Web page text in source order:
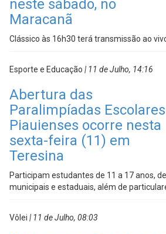
neste sábado, no
Maracanã
Clássico às 16h30 terá transmissão ao
Esporte e Educação | 11 de Julho, 14:16
Abertura das
Paralimpíadas Escolares
Piauienses ocorre nesta
sexta-feira (11) em
Teresina
Participam estudantes de 11 a 17 anos,
municipais e estaduais, além de
Vôlei | 11 de Julho, 08:03